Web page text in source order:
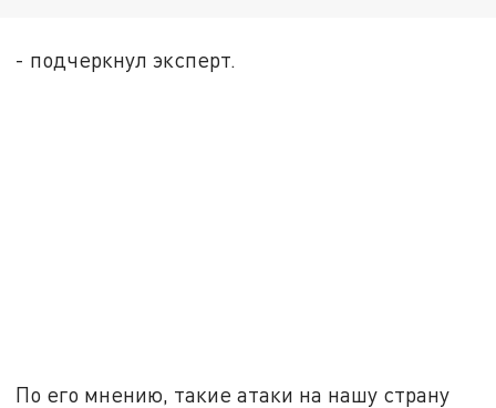
- подчеркнул эксперт.
По его мнению, такие атаки на нашу страну